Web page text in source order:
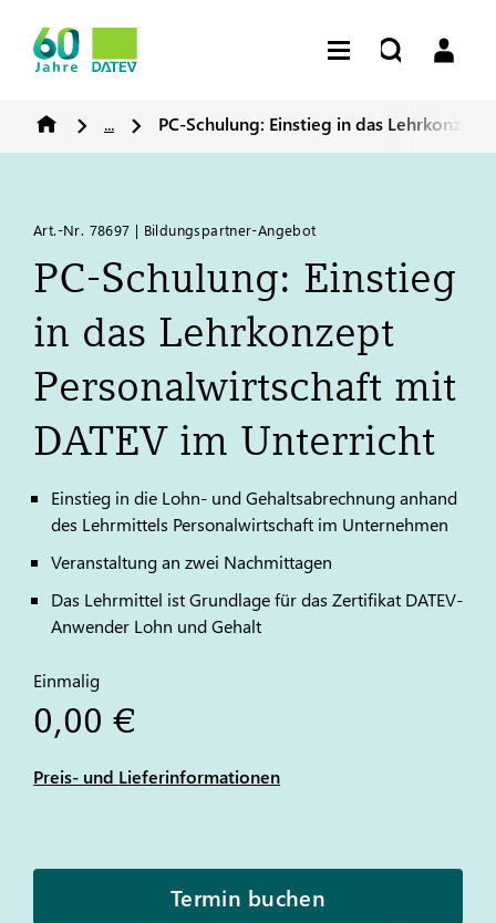
... PC-Schulung: Einstieg in das
Art.-Nr. 78697 | Bildungspartner-Angebot
PC-Schulung: Einstieg
in das Lehrkonzept
Personalwirtschaft mit
DATEVim Unterricht
Einstieg in die Lohn- und Gehaltsabrechnung anhand
des Lehrmittels Personalwirtschaft im Unternehmen
Veranstaltung an zwei Nachmittagen
Das Lehrmittel ist Grundlage für das Zertifikat DATEV-
Anwender Lohn und Gehalt
Einmalig
0,00 €
Preis- und Lieferinformationen
Termin buchen